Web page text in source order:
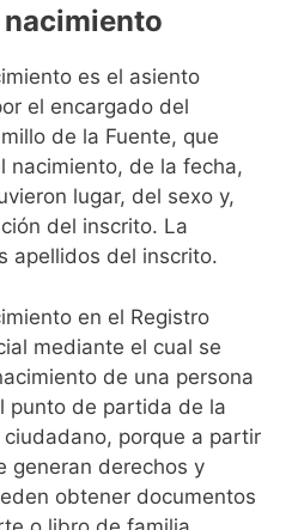
es el asiento
el encargado del
de la Fuente, que
nacimiento, de la fecha,
lugar, del sexo y,
del inscrito. La
apellidos del inscrito.
en el Registro
mediante el cual se
de una persona
punto de partida de la
porque a partir
generan derechos y
obtener documentos